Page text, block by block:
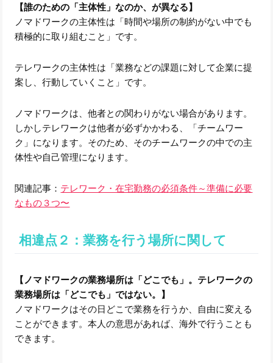
【誰のための「主体性」なのか、が異なる】
ノマドワークの主体性は「時間や場所の制約がない中でも
積極的に取り組むこと」です。
テレワークの主体性は「業務などの課題に対して企業に提
案し、行動していくこと」です。
ノマドワークは、他者との関わりがない場合があります。
しかしテレワークは他者が必ずかかわる、「チームワー
ク」になります。そのため、そのチームワークの中での主
体性や自己管理になります。
関連記事： テレワーク・在宅勤務の必須条件～準備に必要
なもの３つ〜
相違点２：業務を行う場所に関して
【ノマドワークの業務場所は「どこでも」。テレワークの
業務場所は「どこでも」ではない。】
ノマドワークはその日どこで業務を行うか、自由に変える
ことができます。本人の意思があれば、海外で行うことも
できます。